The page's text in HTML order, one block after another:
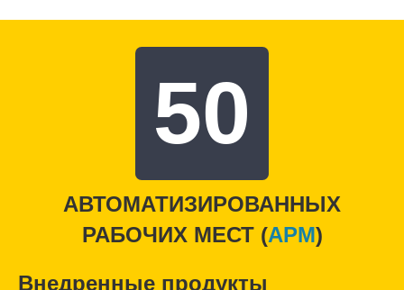
50
АВТОМАТИЗИРОВАННЫХ
РАБОЧИХ МЕСТ (APM)
Внедренные продукты